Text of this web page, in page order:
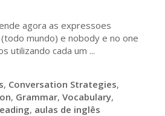
agora as expressoes
mundo) e nobody e no one
utilizando cada um ...
, Conversation Strategies,
, Grammar, Vocabulary,
, aulas de inglês